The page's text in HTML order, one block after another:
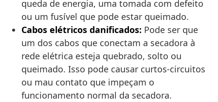
queda de energia, uma tomada com defeito
ou um fusível que pode estar queimado.
Cabos elétricos danificados: Pode ser que
um dos cabos que conectam a secadora à
rede elétrica esteja quebrado, solto ou
queimado. Isso pode causar curtos-circuitos
ou mau contato que impeçam o
funcionamento normal da secadora.